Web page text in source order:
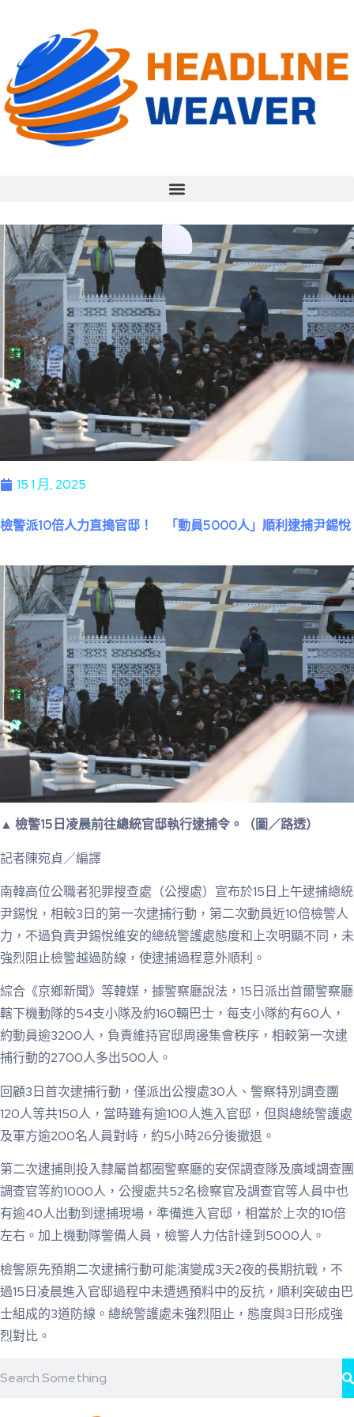
15 1 月, 2025
檢警派10倍人力直搗官邸！ 「動員5000人」順利逮捕尹錫悅
▲ 檢警15日凌晨前往總統官邸執行逮捕令。（圖／路透）
記者陳宛貞／編譯
南韓高位公職者犯罪搜查處（公搜處）宣布於15日上午逮捕總統
尹錫悅，相較3日的第一次逮捕行動，第二次動員近10倍檢警人
力，不過負責尹錫悅維安的總統警護處態度和上次明顯不同，未
強烈阻止檢警越過防線，使逮捕過程意外順利。
綜合《京鄉新聞》等韓媒，據警察廳說法，15日派出首爾警察廳
轄下機動隊的54支小隊及約160輛巴士，每支小隊約有60人，
約動員逾3200人，負責維持官邸周邊集會秩序，相較第一次逮
捕行動的2700人多出500人。
回顧3日首次逮捕行動，僅派出公搜處30人、警察特別調查團
120人等共150人，當時雖有逾100人進入官邸，但與總統警護處
及軍方逾200名人員對峙，約5小時26分後撤退。
第二次逮捕則投入隸屬首都圈警察廳的安保調查隊及廣域調查團
調查官等約1000人，公搜處共52名檢察官及調查官等人員中也
有逾40人出動到逮捕現場，準備進入官邸，相當於上次的10倍
左右。加上機動隊警備人員，檢警人力估計達到5000人。
檢警原先預期二次逮捕行動可能演變成3天2夜的長期抗戰，不
過15日凌晨進入官邸過程中未遭遇預料中的反抗，順利突破由巴
士組成的3道防線。總統警護處未強烈阻止，態度與3日形成強
烈對比。